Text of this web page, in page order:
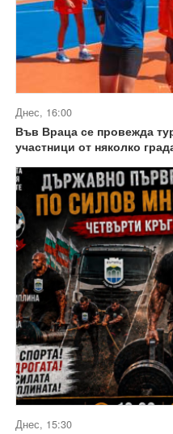
Днес, 16:00
Във Враца се провежда
участници от няколко
Днес, 15:30